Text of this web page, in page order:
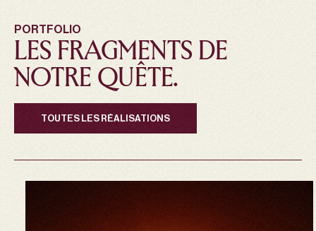
PORTFOLIO
LES FRAGMENTS DE
NOTRE QUÊTE.
TOUTES LES RÉALISATIONS
TOUTES LES RÉALISATIONS